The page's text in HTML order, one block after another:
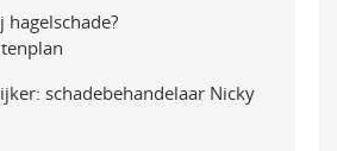
schadebehandelaar Nicky